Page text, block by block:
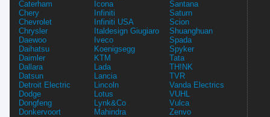
Caterham
Chery
Chevrolet
Chrysler
Daewoo
Daihatsu
Daimler
Dallara
Datsun
Detroit Electric
Dodge
Dongfeng
Donkervoort
Icona
Infiniti
Infiniti USA
Italdesign Giugiaro
Iveco
Koenigsegg
KTM
Lada
Lancia
Lincoln
Lotus
Lynk&Co
Mahindra
Santana
Saturn
Scion
Shuanghuan
Spada
Spyker
Tata
TH!NK
TVR
Vanda Electrics
VUHL
Vulca
Zenvo